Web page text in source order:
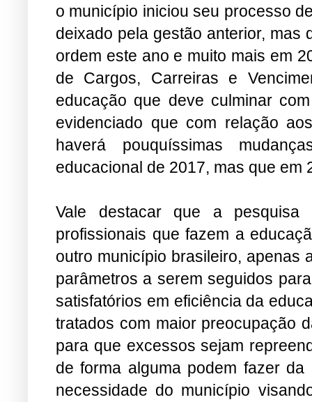
o município iniciou seu processo
deixado pela gestão anterior, mas
ordem este ano e muito mais em
de Cargos, Carreiras e
educação que deve culminar
evidenciado que com relação
haverá pouquíssimas
educacional de 2017, mas que em
Vale destacar que a
profissionais que fazem a
outro município brasileiro, apenas
parâmetros a serem seguidos
satisfatórios em eficiência da
tratados com maior preocupação
para que excessos sejam
de forma alguma podem fazer
necessidade do município